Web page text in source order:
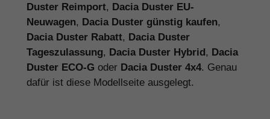
Duster Reimport, Dacia Duster EU-
Neuwagen, Dacia Duster günstig kaufen,
Dacia Duster Rabatt, Dacia Duster
Tageszulassung, Dacia Duster Hybrid, Dacia
Duster ECO-G oder Dacia Duster 4x4. Genau
dafür ist diese Modellseite ausgelegt.